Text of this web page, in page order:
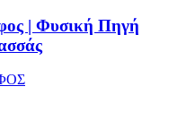
| Φυσική Πηγή